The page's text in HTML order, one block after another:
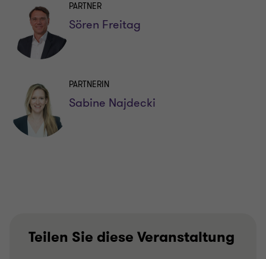
Sören Freitag
PARTNER
Sabine Najdecki
PARTNERIN
Teilen Sie diese Veranstaltung